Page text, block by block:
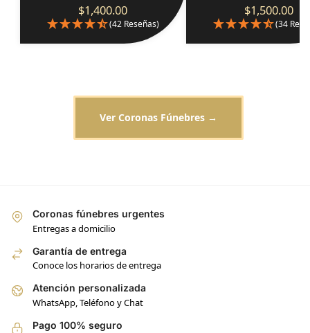
$1,400.00
(42 Reseñas)
$1,500.00
(34
Ver Coronas Fúnebres →
Coronas fúnebres urgentes
Entregas a domicilio
Garantía de entrega
Conoce los horarios de entrega
Atención personalizada
WhatsApp, Teléfono y Chat
Pago 100% seguro